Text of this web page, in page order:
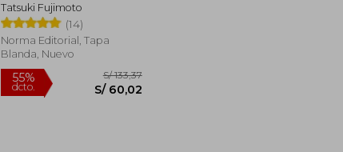
Tatsuki Fujimoto
(14)
Norma Editorial, Tapa
Blanda, Nuevo